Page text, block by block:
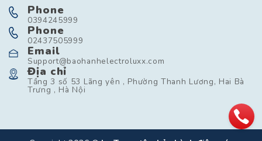
Phone
0394245999
Phone
02437505999
Email
Support@baohanhelectroluxx.com
Địa chỉ
Tầng 3 số 53 Lãng yên , Phường Thanh Lương, Hai Bà
Trưng , Hà Nội